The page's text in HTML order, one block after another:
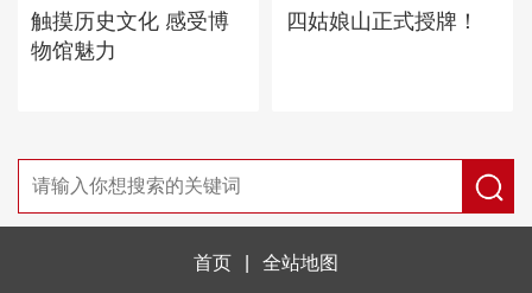
触摸历史文化 感受博
物馆魅力
四姑娘山正式授牌！
首页 全站地图